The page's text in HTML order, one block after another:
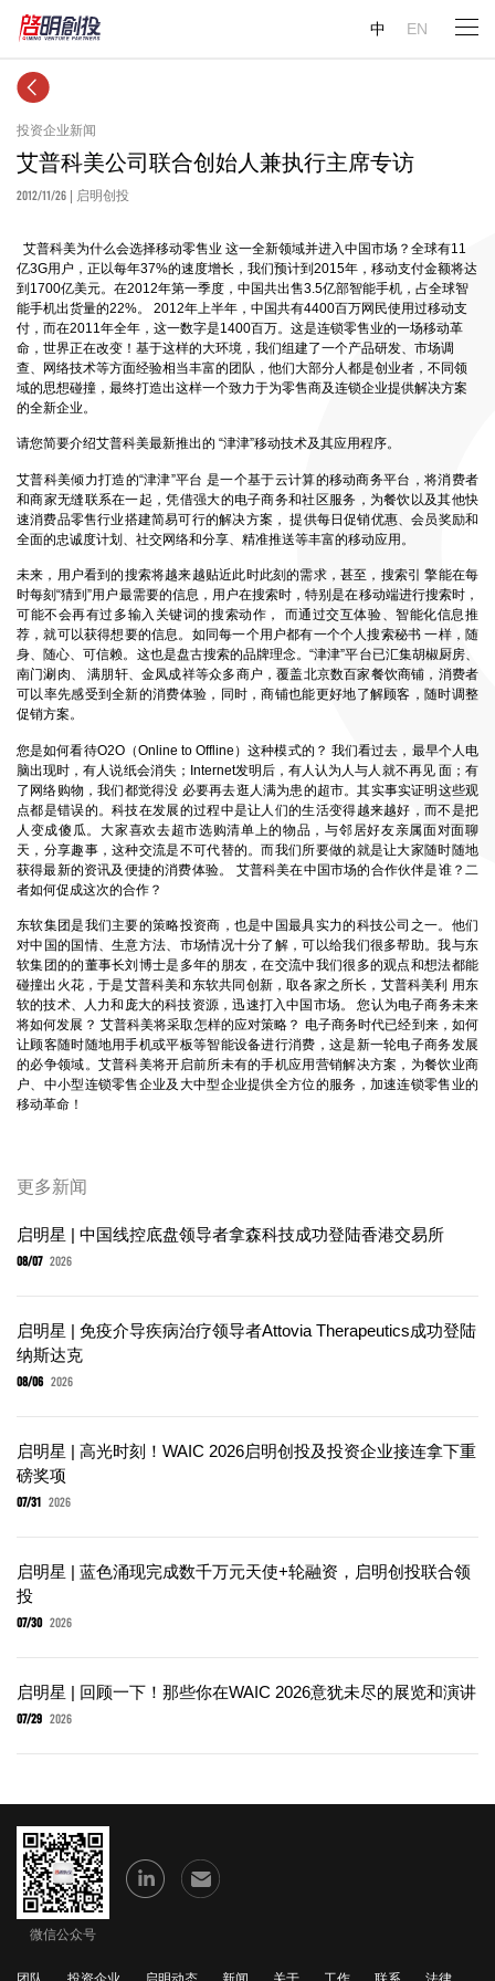
中 EN
投资企业新闻
艾普科美公司联合创始人兼执行主席专访
2012/11/26 | 启明创投
艾普科美为什么会选择移动零售业 这一全新领域并进入中国市场？全球有11
亿3G用户，正以每年37%的速度增长，我们预计到2015年，移动支付金额将达
到1700亿美元。在2012年第一季度，中国共出售3.5亿部智能手机，占全球智
能手机出货量的22%。 2012年上半年，中国共有4400百万网民使用过移动支
付，而在2011年全年，这一数字是1400百万。这是连锁零售业的一场移动革
命，世界正在改变！基于这样的大环境，我们组建了一个产品研发、市场调
查、网络技术等方面经验相当丰富的团队，他们大部分人都是创业者，不同领
域的思想碰撞，最终打造出这样一个致力于为零售商及连锁企业提供解决方案
的全新企业。
请您简要介绍艾普科美最新推出的 “津津”移动技术及其应用程序。
艾普科美倾力打造的“津津”平台 是一个基于云计算的移动商务平台，将消费者
和商家无缝联系在一起，凭借强大的电子商务和社区服务，为餐饮以及其他快
速消费品零售行业搭建简易可行的解决方案， 提供每日促销优惠、会员奖励和
全面的忠诚度计划、社交网络和分享、精准推送等丰富的移动应用。
未来，用户看到的搜索将越来越贴近此时此刻的需求，甚至，搜索引 擎能在每
时每刻“猜到”用户最需要的信息，用户在搜索时，特别是在移动端进行搜索时，
可能不会再有过多输入关键词的搜索动作， 而通过交互体验、智能化信息推
荐，就可以获得想要的信息。如同每一个用户都有一个个人搜索秘书 一样，随
身、随心、可信赖。这也是盘古搜索的品牌理念。“津津”平台已汇集胡椒厨房、
南门涮肉、 满朋轩、金凤成祥等众多商户，覆盖北京数百家餐饮商铺，消费者
可以率先感受到全新的消费体验，同时，商铺也能更好地了解顾客，随时调整
促销方案。
您是如何看待O2O（Online to Offline）这种模式的？ 我们看过去，最早个人电
脑出现时，有人说纸会消失；Internet发明后，有人认为人与人就不再见 面；有
了网络购物，我们都觉得没 必要再去逛人满为患的超市。其实事实证明这些观
点都是错误的。科技在发展的过程中是让人们的生活变得越来越好，而不是把
人变成傻瓜。大家喜欢去超市选购清单上的物品，与邻居好友亲属面对面聊
天，分享趣事，这种交流是不可代替的。而我们所要做的就是让大家随时随地
获得最新的资讯及便捷的消费体验。 艾普科美在中国市场的合作伙伴是谁？二
者如何促成这次的合作？
东软集团是我们主要的策略投资商，也是中国最具实力的科技公司之一。他们
对中国的国情、生意方法、市场情况十分了解，可以给我们很多帮助。我与东
软集团的的董事长刘博士是多年的朋友，在交流中我们很多的观点和想法都能
碰撞出火花，于是艾普科美和东软共同创新，取各家之所长，艾普科美利 用东
软的技术、人力和庞大的科技资源，迅速打入中国市场。 您认为电子商务未来
将如何发展？ 艾普科美将采取怎样的应对策略？ 电子商务时代已经到来，如何
让顾客随时随地用手机或平板等智能设备进行消费，这是新一轮电子商务发展
的必争领域。艾普科美将开启前所未有的手机应用营销解决方案，为餐饮业商
户、中小型连锁零售企业及大中型企业提供全方位的服务，加速连锁零售业的
移动革命！
更多新闻
启明星 | 中国线控底盘领导者拿森科技成功登陆香港交易所
08/07 2026
启明星 | 免疫介导疾病治疗领导者Attovia Therapeutics成功登陆
纳斯达克
08/06 2026
启明星 | 高光时刻！WAIC 2026启明创投及投资企业接连拿下重
磅奖项
07/31 2026
启明星 | 蓝色涌现完成数千万元天使+轮融资，启明创投联合领
投
07/30 2026
启明星 | 回顾一下！那些你在WAIC 2026意犹未尽的展览和演讲
07/29 2026
微信公众号